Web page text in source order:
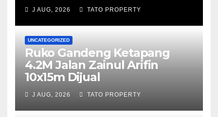
J AUG, 2026 TATO PROPERTY
UNCATEGORIZED
Ruko Gandeng Ketapang
4.2M Jalan Zainul Arifin
10x15m Dijual
J AUG, 2026 TATO PROPERTY